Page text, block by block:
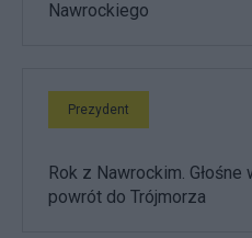
Nawrockiego
Prezydent
Rok z Nawrockim.
powrót do Trójmorza